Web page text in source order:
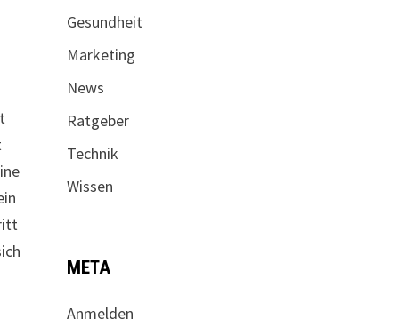
Gesundheit
Marketing
News
Ratgeber
Technik
Wissen
META
Anmelden